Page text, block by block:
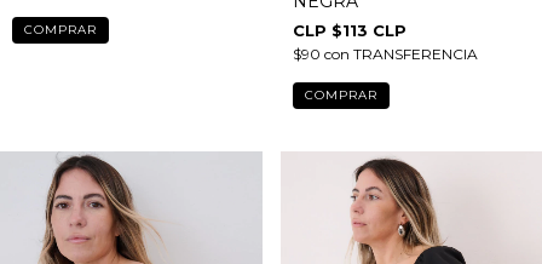
$113 CLP
$90 con TRANSFERENCIA
COMPRAR